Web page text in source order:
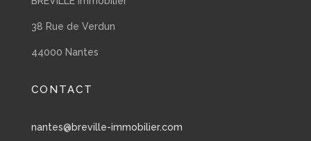
38 Rue de Verdun
44000 Nantes
CONTACT
nantes@breville-immobilier.com